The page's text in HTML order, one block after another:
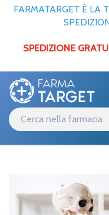
FARMATARGET È LA
SPEDIZIONE